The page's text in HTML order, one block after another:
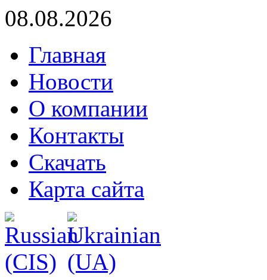
08.08.2026
Главная
Новости
О компании
Контакты
Скачать
Карта сайта